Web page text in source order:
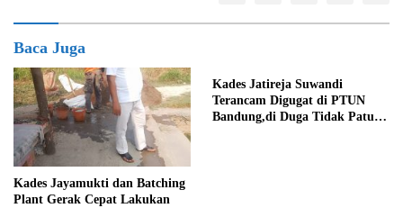
Baca Juga
Kades Jayamukti dan Batching
Plant Gerak Cepat Lakukan
Kades Jatireja Suwandi
Terancam Digugat di PTUN
Bandung,di Duga Tidak Patuhi